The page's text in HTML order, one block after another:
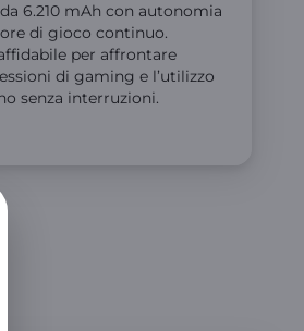
6.210 mAh con autonomia
di gioco continuo.
per affrontare
di gaming e l’utilizzo
senza interruzioni.